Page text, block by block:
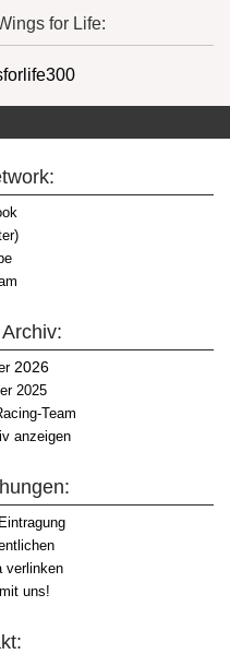
for Life:
2026
2025
Team
anzeigen
verlinken
uns!